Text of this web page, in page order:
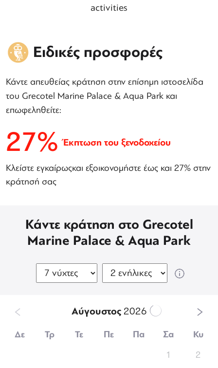
activities
Ειδικές προσφορές
Κάντε απευθείας κράτηση στην επίσημη ιστοσελίδα
του Grecotel Marine Palace & Aqua Park και
επωφεληθείτε:
27% Έκπτωση του ξενοδοχείου
Κλείστε εγκαίρωςκαι εξοικονομήστε έως και 27% στην
κράτησή σας
Κάντε κράτηση στο Grecotel
Marine Palace & Aqua Park
Αύγουστος2026
Δε Τρ Τε Πε Πα Σα
Κυ
1
2